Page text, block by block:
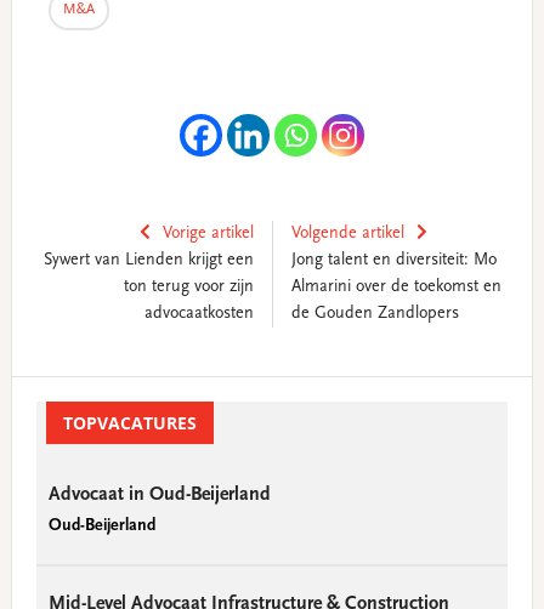
M&A
Vorige artikel
Sywert van Lienden krijgt een
ton terug voor zijn
advocaatkosten
Volgende artikel
Jong talent en diversiteit: Mo
Almarini over de toekomst en
de Gouden Zandlopers
SidebarTOPVACATURES
Advocaat in Oud-Beijerland
Oud-Beijerland
Mid-Level Advocaat Infrastructure & Construction